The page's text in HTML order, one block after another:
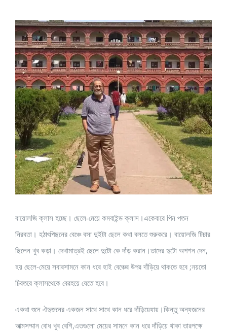
View
Larger
Image
বায়োলজি ক্লাস হচ্ছে। ছেলে-মেয়ে কমবাইন্ড ক্লাস।একেবারে পিন পতন
নিরবতা। হঠাৎপিছনের বেঞ্চে বসা দুইটা ছেলে কথা বলতে শুরুকরে। বায়োলজি টিচার
ছিলেন খুব কড়া। দেখামাত্রই ছেলে দুটো কে দাঁড় করান।তাদের দুটো অপশন দেন,
হয় ছেলে-মেয়ে সবারসামনে কান ধরে হাই বেঞ্চের উপর দাঁড়িয়ে থাকতে হবে ;নয়তো
চিরতরে ক্লাসথেকে বেরহয়ে যেতে হবে।
একথা শুনে ঐদুজনের একজন সাথে সাথে কান ধরে দাঁড়িয়েযায়।কিন্তু অন্যজনের
আত্মসম্মান বোধ খুব বেশি,এতগুলো মেয়ের সামনে কান ধরে দাঁড়িয়ে থাকা তারপক্ষে